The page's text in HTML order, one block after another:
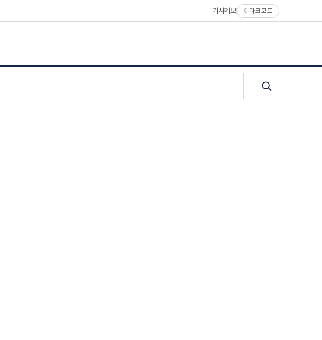
기사제보 ☾ 다크모드
검색